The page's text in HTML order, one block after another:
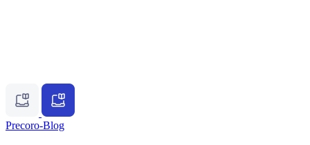
Precoro-Blog